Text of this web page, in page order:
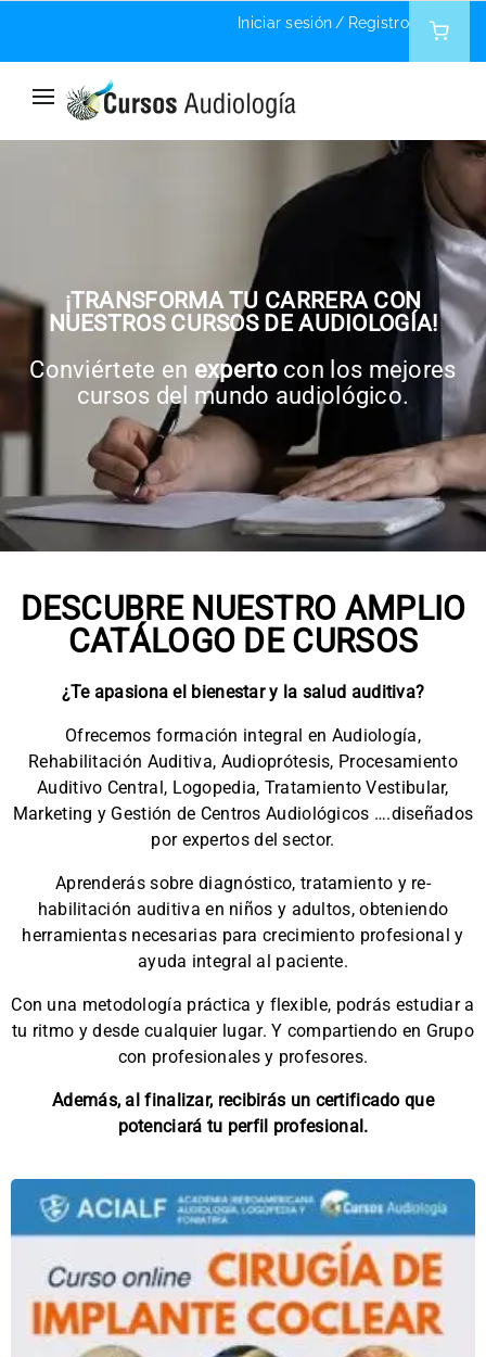
Iniciar sesión / Registro
¡TRANSFORMA TU CARRERA CON
NUESTROS CURSOS DE AUDIOLOGÍA!
Conviértete en expertocon los mejores
cursos del mundo audiológico.
DESCUBRE NUESTRO AMPLIO
CATÁLOGO DE CURSOS
¿Te apasiona el bienestar y la salud auditiva?
Ofrecemos formación integral en Audiología,
Rehabilitación Auditiva, Audioprótesis, Procesamiento
Auditivo Central, Logopedia, Tratamiento Vestibular,
Marketing y Gestión de Centros Audiológicos ….diseñados
por expertos del sector.
Aprenderás sobre diagnóstico, tratamiento y re-
habilitación auditiva en niños y adultos, obteniendo
herramientas necesarias para crecimiento profesional y
ayuda integral al paciente.
Con una metodología práctica y flexible, podrás estudiar a
tu ritmo y desde cualquier lugar. Y compartiendo en Grupo
con profesionales y profesores.
Además, al finalizar, recibirás un certificado que
potenciará tu perfil profesional.